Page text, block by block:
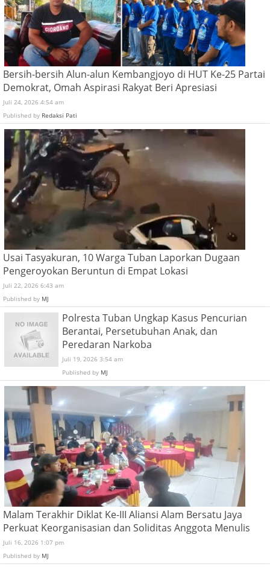
Bersih-bersih Alun-alun Kembangjoyo di HUT Ke-25 Partai
Demokrat, Omah Aspirasi Rakyat Beri Apresiasi
Juli 24, 2026 4:54 am
Published by Redaksi Pati
Usai Tasyakuran, 10 Warga Tuban Laporkan Dugaan
Pengeroyokan Beruntun di Empat Lokasi
Juli 22, 2026 6:43 am
Published by MJ
Polresta Tuban Ungkap Kasus Pencurian
Berantai, Persetubuhan Anak, dan
Peredaran Narkoba
Juli 19, 2026 3:54 am
Published by MJ
Malam Terakhir Diklat Ke-III Aliansi Alam Bersatu Jaya
Perkuat Keorganisasian dan Soliditas Anggota Menulis
Juli 16, 2026 1:07 pm
Published by MJ